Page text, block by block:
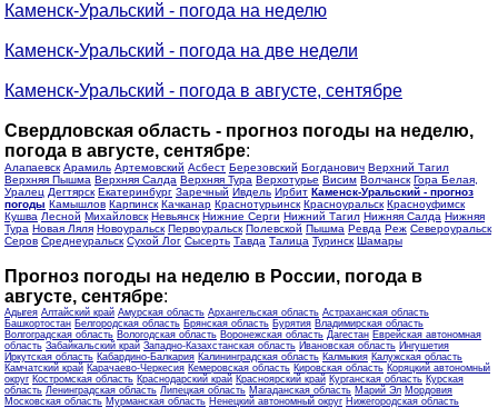
Каменск-Уральский - погода на неделю
Каменск-Уральский - погода на две недели
Каменск-Уральский - погода в августе, сентябре
Свердловская область - прогноз погоды на неделю,
погода в августе, сентябре:
Алапаевск Арамиль Артемовский Асбест Березовский Богданович Верхний Тагил
Верхняя Пышма Верхняя Салда Верхняя Тура Верхотурье Висим Волчанск Гора Белая,
Уралец Дегтярск Екатеринбург Заречный Ивдель Ирбит Каменск-Уральский - прогноз
погоды Камышлов Карпинск Качканар Краснотурьинск Красноуральск Красноуфимск
Кушва Лесной Михайловск Невьянск Нижние Серги Нижний Тагил Нижняя Салда Нижняя
Тура Новая Ляля Новоуральск Первоуральск Полевской Пышма Ревда Реж Североуральск
Серов Среднеуральск Сухой Лог Сысерть Тавда Талица Туринск Шамары
Прогноз погоды на неделю в России, погода в
августе, сентябре:
Адыгея Алтайский край Амурская область Архангельская область Астраханская область
Башкортостан Белгородская область Брянская область Бурятия Владимирская область
Волгоградская область Вологодская область Воронежская область Дагестан Еврейская автономная
область Забайкальский край Западно-Казахстанская область Ивановская область Ингушетия
Иркутская область Кабардино-Балкария Калининградская область Калмыкия Калужская область
Камчатский край Карачаево-Черкесия Кемеровская область Кировская область Коряцкий автономный
округ Костромская область Краснодарский край Красноярский край Курганская область Курская
область Ленинградская область Липецкая область Магаданская область Марий Эл Мордовия
Московская область Мурманская область Ненецкий автономный округ Нижегородская область